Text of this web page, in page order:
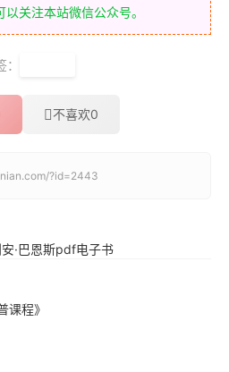
关注本站微信公众号。
不喜欢0
?id=2443
·巴恩斯pdf电子书
课程》